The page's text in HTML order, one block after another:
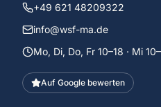
+49 621 48209322
info@wsf-ma.de
Mo, Di, Do, Fr 10–18 · Mi
Auf Google bewerten